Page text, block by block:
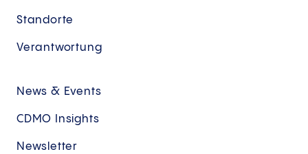
Standorte
Verantwortung
News & Events
CDMO Insights
Newsletter